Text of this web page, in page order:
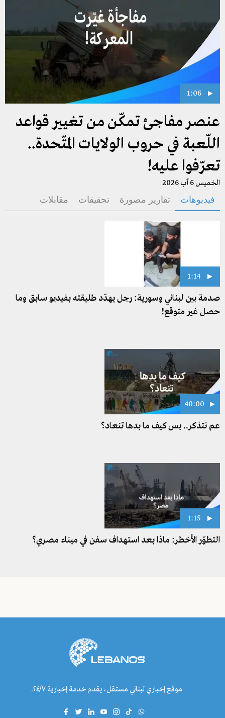
1:06
عنصر مفاجئ تمكّن من تغيير قواعد
اللّعبة في حروب الولايات المتّحدة..
تعرّفوا عليه!
الخميس 6 آب 2026
فيديوهات
تقارير مصورة تحقيقات مقابلات
1:14
صدمة بين لبناني وسورية: رجل يهدّد طليقته بفيديو سابق وما
حصل غير متوقع!
40:00
عم نتذكر.. بس كيف ما بدها تنعاد؟
1:15
التطوّر الأخطر: ماذا بعد استهداف سفن في ميناء مصري؟
موقع إخباري لبناني مستقل، يقدم خدمة إخبارية ٢٤/٧.